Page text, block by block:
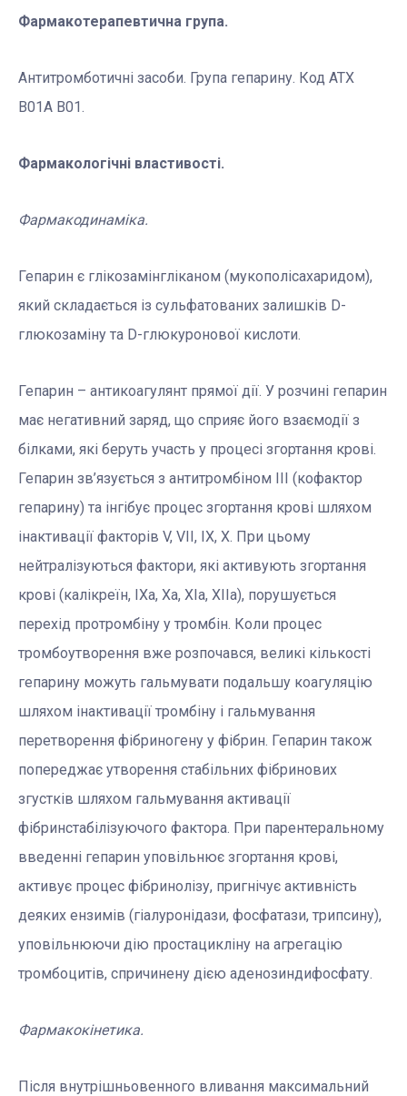
Фармакотерапевтична група.
Антитромботичні засоби. Група гепарину. Код АТХ
В01А В01.
Фармакологічні властивості.
Фармакодинаміка.
Гепарин є глікозамінгліканом (мукополісахаридом),
який складається із сульфатованих залишків D-
глюкозаміну та D-глюкуронової кислоти.
Гепарин – антикоагулянт прямої дії. У розчині гепарин
має негативний заряд, що сприяє його взаємодії з
білками, які беруть участь у процесі згортання крові.
Гепарин зв’язується з антитромбіном III (кофактор
гепарину) та інгібує процес згортання крові шляхом
інактивації факторів V, VII, IX, X. При цьому
нейтралізуються фактори, які активують згортання
крові (калікреїн, IXa, Xa, XIa, XIIa), порушується
перехід протромбіну у тромбін. Коли процес
тромбоутворення вже розпочався, великі кількості
гепарину можуть гальмувати подальшу коагуляцію
шляхом інактивації тромбіну і гальмування
перетворення фібриногену у фібрин. Гепарин також
попереджає утворення стабільних фібринових
згустків шляхом гальмування активації
фібринстабілізуючого фактора. При парентеральному
введенні гепарин уповільнює згортання крові,
активує процес фібринолізу, пригнічує активність
деяких ензимів (гіалуронідази, фосфатази, трипсину),
уповільнюючи дію простацикліну на агрегацію
тромбоцитів, спричинену дією аденозиндифосфату.
Фармакокінетика.
Після внутрішньовенного вливання максимальний